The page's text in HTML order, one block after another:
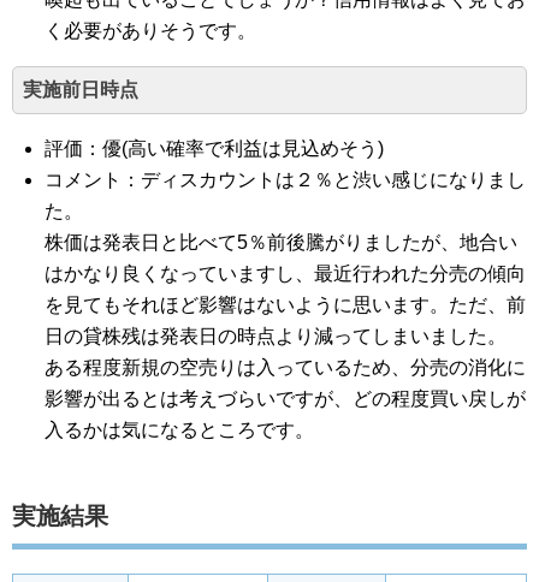
く必要がありそうです。
実施前日時点
評価：優(高い確率で利益は見込めそう)
コメント：ディスカウントは２％と渋い感じになりまし
た。
株価は発表日と比べて5％前後騰がりましたが、地合い
はかなり良くなっていますし、最近行われた分売の傾向
を見てもそれほど影響はないように思います。ただ、前
日の貸株残は発表日の時点より減ってしまいました。
ある程度新規の空売りは入っているため、分売の消化に
影響が出るとは考えづらいですが、どの程度買い戻しが
入るかは気になるところです。
実施結果